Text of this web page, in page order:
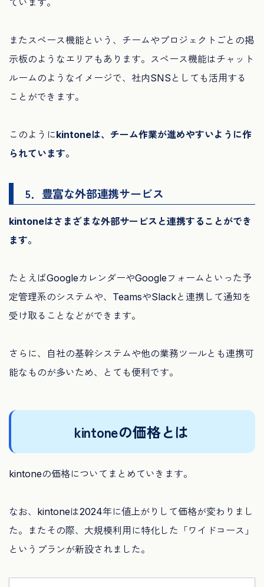
またスペース機能という、チームやプロジェクトごとの掲
示板のようなエリアもあります。スペース機能はチャット
ルームのようなイメージで、社内SNSとしても活用する
ことができます。
このようにkintoneは、チーム作業が進めやすいように作
られています。
5．豊富な外部連携サービス
kintoneはさまざまな外部サービスと連携することができ
ます。
たとえばGoogleカレンダーやGoogleフォームといった予
定管理系のシステムや、TeamsやSlackと連携して通知を
受け取ることなどができます。
さらに、自社の基幹システムや他の業務ツールとも連携可
能なものが多いため、とても便利です。
kintoneの価格とは
kintoneの価格についてまとめていきます。
なお、kintoneは2024年に値上がりして価格が変わりまし
た。またその際、大規模利用に特化した「ワイドコース」
というプランが新設されました。